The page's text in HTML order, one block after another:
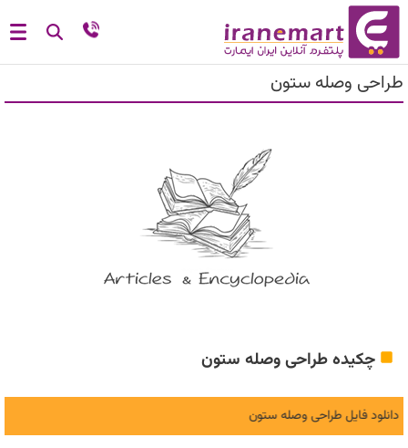
طراحی وصله ستون
چکیده طراحی وصله ستون
دانلود فایل طراحی وصله ستون